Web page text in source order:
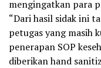
mengingatkan para
“Dari hasil sidak ini
petugas yang masih
penerapan SOP
diberikan hand